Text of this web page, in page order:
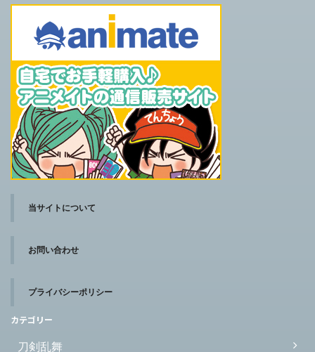
当サイトについて
お問い合わせ
プライバシーポリシー
カテゴリー
刀剣乱舞